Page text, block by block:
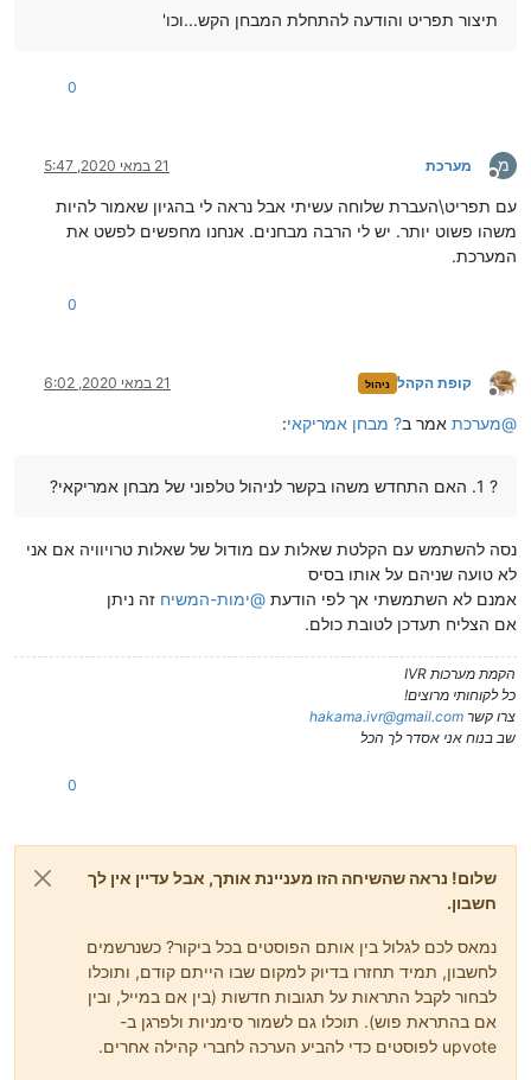
תיצור תפריט והודעה להתחלת המבחן הקש...וכו'
0
מ
מנותק
מערכת 21 במאי 2020, 5:47
עם תפריט\העברת שלוחה עשיתי אבל נראה לי בהגיון שאמור להיות
משהו פשוט יותר. יש לי הרבה מבחנים. אנחנו מחפשים לפשט את
המערכת.
0
מנותק
קופת הקהל ניהול 21 במאי 2020, 6:02
@מערכת אמר ב? מבחן אמריקאי:
? 1. האם התחדש משהו בקשר לניהול טלפוני של מבחן אמריקאי?
נסה להשתמש עם הקלטת שאלות עם מודול של שאלות טרויוויה אם אני
לא טועה שניהם על אותו בסיס
אמנם לא השתמשתי אך לפי הודעת @ימות-המשיח זה ניתן
אם הצליח תעדכן לטובת כולם.
הקמת מערכות IVR
כל לקוחותי מרוצים!
צרו קשר hakama.ivr@gmail.com
שב בנוח אני אסדר לך הכל
0
שלום! נראה שהשיחה הזו מעניינת אותך, אבל עדיין אין לך
חשבון.
נמאס לכם לגלול בין אותם הפוסטים בכל ביקור? כשנרשמים
לחשבון, תמיד תחזרו בדיוק למקום שבו הייתם קודם, ותוכלו
לבחור לקבל התראות על תגובות חדשות (בין אם במייל, ובין
אם בהתראת פוש). תוכלו גם לשמור סימניות ולפרגן ב-
upvote לפוסטים כדי להביע הערכה לחברי קהילה אחרים.